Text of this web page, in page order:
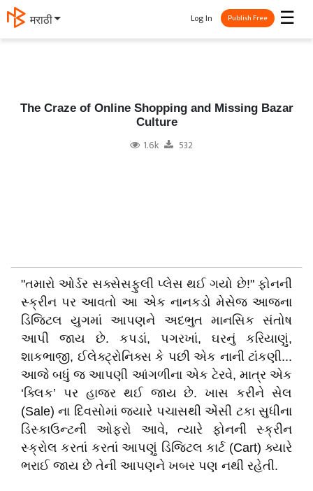
मराठी ☰
Log In Publish Free
The Craze of Online Shopping and Missing Bazar
Culture
1.6k 532
"તમારો ઓર્ડર સક્સેસફુલી પ્લેસ થઈ ગયો છે!" ફોનની
સ્ક્રીન પર આવતો આ એક નાનકડો મેસેજ આજના
ડિજિટલ યુગમાં આપણને અદભુત માનસિક સંતોષ
આપી જાય છે. કપડાં, પગરખાં, ઘરનું કરિયાણું,
શાકભાજી, ઈલેક્ટ્રોનિક્સ કે પછી એક નાની ટાંકણી...
આજે બધું જ આપણી આંગળીના એક ટેરવે, માત્ર એક
‘ક્લિક’ પર હાજર થઈ જાય છે. ખાસ કરીને સેલ
(Sale) ના દિવસોમાં જ્યારે પચાસથી એંસી ટકા સુધીના
ડિસ્કાઉન્ટની ઓફરો આવે, ત્યારે ફોનની સ્ક્રીન
સ્ક્રોલ કરતાં કરતાં આપણું ડિજિટલ કાર્ટ (Cart) ક્યારે
ભરાઈ જાય છે તેની આપણને ખબર પણ નથી રહેતી.